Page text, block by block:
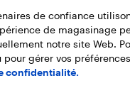
Ajouter au panier
de confiance
de magasinage
notre site Web.
gérer vos
confidentialité.